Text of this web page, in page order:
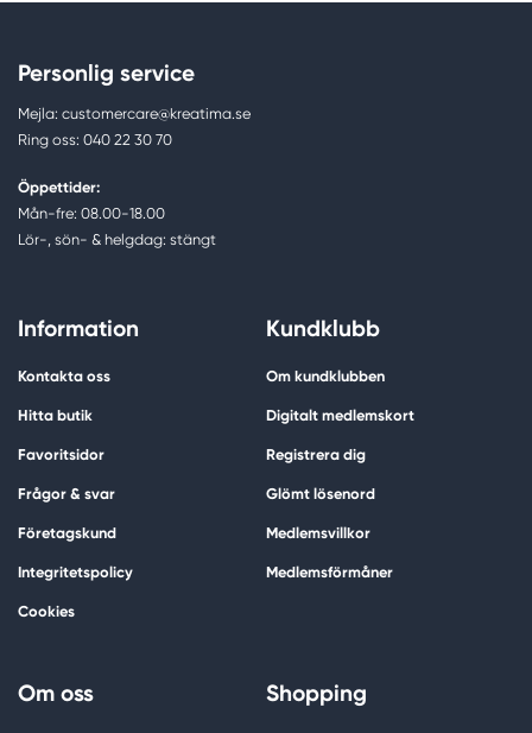
Personlig service
Mejla: customercare@kreatima.se
Ring oss: 040 22 30 70
Öppettider:
Mån-fre: 08.00-18.00
Lör-, sön- & helgdag: stängt
Information
Kontakta oss
Hitta butik
Favoritsidor
Frågor & svar
Företagskund
Integritetspolicy
Cookies
Kundklubb
Om kundklubben
Digitalt medlemskort
Registrera dig
Glömt lösenord
Medlemsvillkor
Medlemsförmåner
Om oss Shopping